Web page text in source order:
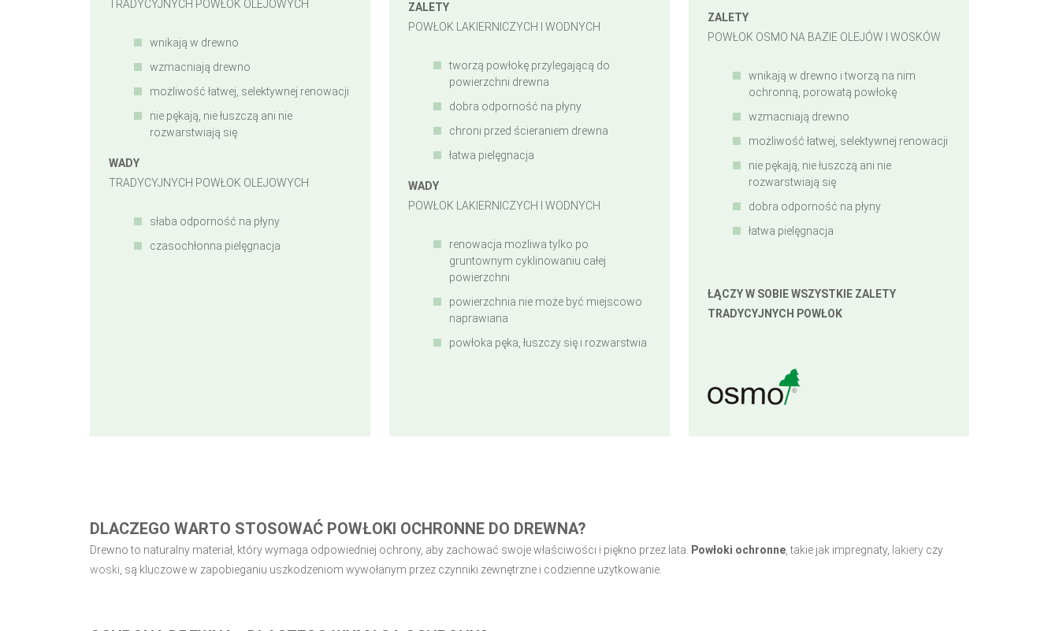
TRADYCYJNYCH POWŁOK OLEJOWYCH
wnikają w drewno
wzmacniają drewno
możliwość łatwej, selektywnej renowacji
nie pękają, nie łuszczą ani nie
rozwarstwiają się
WADY
TRADYCYJNYCH POWŁOK OLEJOWYCH
słaba odporność na płyny
czasochłonna pielęgnacja
ZALETY
POWŁOK LAKIERNICZYCH I WODNYCH
tworzą powłokę przylegającą do
powierzchni drewna
dobra odporność na płyny
chroni przed ścieraniem drewna
łatwa pielęgnacja
WADY
POWŁOK LAKIERNICZYCH I WODNYCH
renowacja możliwa tylko po
gruntownym cyklinowaniu całej
powierzchni
powierzchnia nie może być miejscowo
naprawiana
powłoka pęka, łuszczy się i rozwarstwia
ZALETY
POWŁOK OSMO NA BAZIE OLEJÓW I WOSKÓW
wnikają w drewno i tworzą na nim
ochronną, porowatą powłokę
wzmacniają drewno
możliwość łatwej, selektywnej renowacji
nie pękają, nie łuszczą ani nie
rozwarstwiają się
dobra odporność na płyny
łatwa pielęgnacja
ŁĄCZY W SOBIE WSZYSTKIE ZALETY
TRADYCYJNYCH POWŁOK
DLACZEGO WARTO STOSOWAĆ POWŁOKI OCHRONNE DO DREWNA?
Drewno to naturalny materiał, który wymaga odpowiedniej ochrony, aby zachować swoje właściwości i piękno przez lata. Powłoki ochronne , takie jak impregnaty, lakiery czy
woski , są kluczowe w zapobieganiu uszkodzeniom wywołanym przez czynniki zewnętrzne i codzienne użytkowanie.